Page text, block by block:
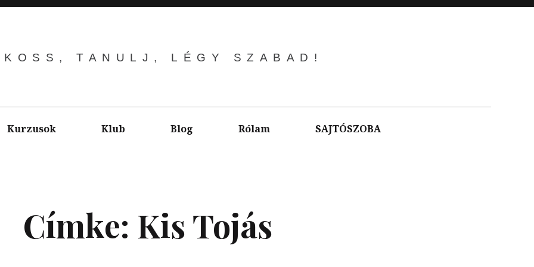
TANULJ, LÉGY SZABAD!
Kurzusok Klub Blog Rólam SAJTÓSZOBA
Címke: Kis Tojás